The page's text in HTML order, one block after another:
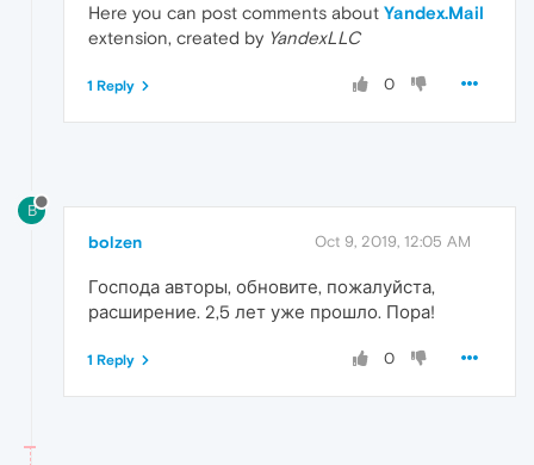
Here you can post comments about Yandex.Mail
extension, created by YandexLLC
0
1 Reply
B
bolzen Oct 9, 2019, 12:05 AM
Господа авторы, обновите, пожалуйста,
расширение. 2,5 лет уже прошло. Пора!
0
1 Reply